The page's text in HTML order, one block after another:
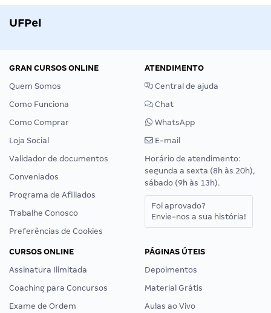
UFPel
GRAN CURSOS ONLINE
Quem Somos
Como Funciona
Como Comprar
Loja Social
Validador de documentos
Conveniados
Programa de Afiliados
Trabalhe Conosco
Preferências de Cookies
ATENDIMENTO
Central de ajuda
Chat
WhatsApp
E-mail
Horário de atendimento:
segunda a sexta (8h às 20h),
sábado (9h às 13h).
Foi aprovado?
Envie-nos a sua história!
CURSOS ONLINE
Assinatura Ilimitada
Coaching para Concursos
Exame de Ordem
PÁGINAS ÚTEIS
Depoimentos
Material Grátis
Aulas ao Vivo